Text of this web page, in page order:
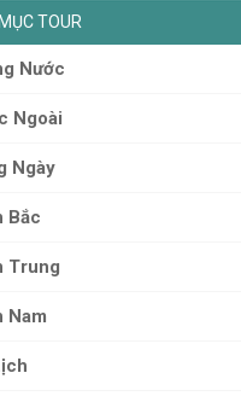
TOUR
Nước
Ngoài
Ngày
Bắc
Trung
Nam